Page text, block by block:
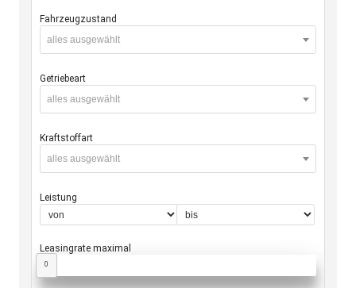
Fahrzeugzustand
alles ausgewählt
Getriebeart
alles ausgewählt
Kraftstoffart
alles ausgewählt
Leistung
Leasingrate maximal
0